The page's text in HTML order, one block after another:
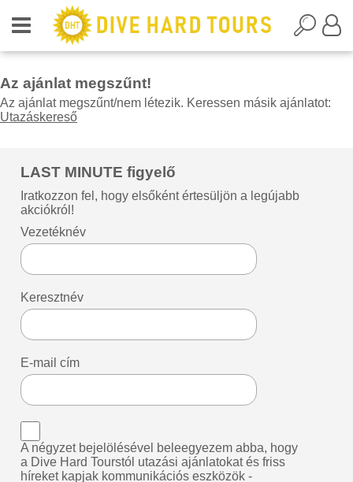
Az ajánlat megszűnt!
Az ajánlat megszűnt/nem létezik. Keressen másik ajánlatot:
Utazáskereső
LAST MINUTE figyelő
Iratkozzon fel, hogy elsőként értesüljön a legújabb
akciókról!
Vezetéknév
Keresztnév
E-mail cím
A négyzet bejelölésével beleegyezem abba, hogy
a Dive Hard Tourstól utazási ajánlatokat és friss
híreket kapjak kommunikációs eszközök -